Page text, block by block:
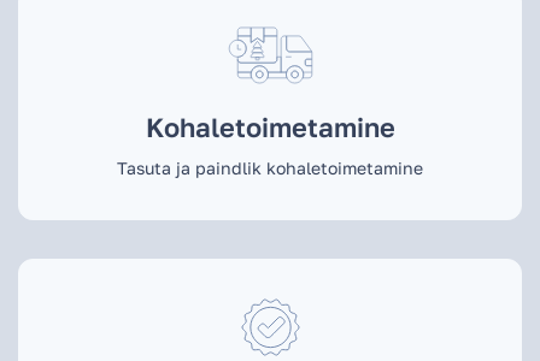
Kohaletoimetamine
Tasuta ja paindlik kohaletoimetamine